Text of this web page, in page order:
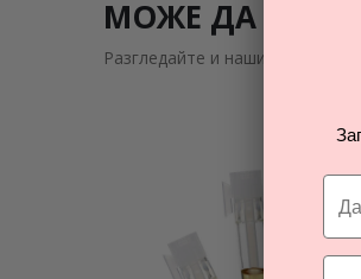
МОЖЕ ДА ВИ
Разгледайте и нашите